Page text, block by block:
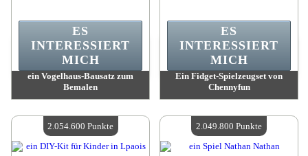
ein Vogelhaus-Bausatz zum
Bemalen
Verfügbare Menge:4
ES
INTERESSIERT
MICH
Ein Fidget-Spielzeugset von
Chennyfun
Verfügbare Menge:4
ES
INTERESSIERT
MICH
2.054.600 Punkte 2.049.800 Punkte